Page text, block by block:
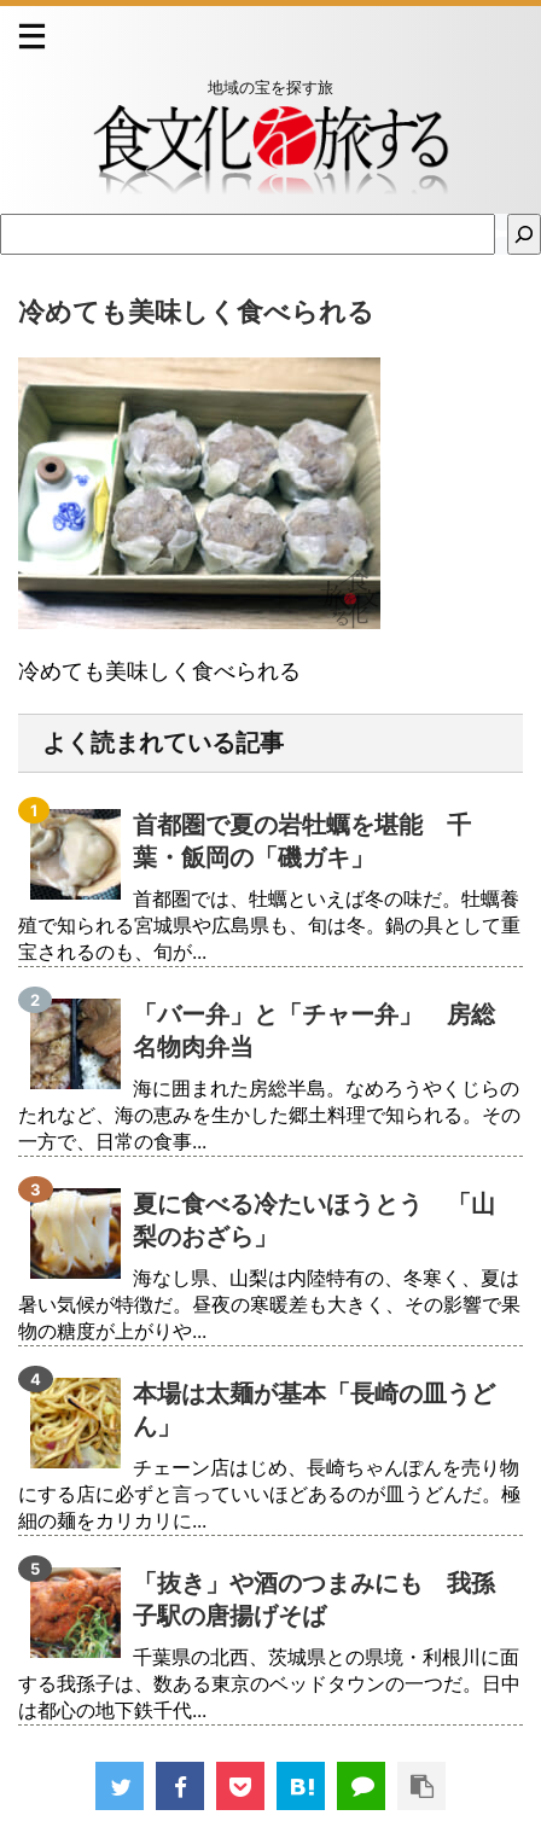
地域の宝を探す旅
冷めても美味しく食べられる
冷めても美味しく食べられる
よく読まれている記事
首都圏で夏の岩牡蠣を堪能 千
葉・飯岡の「磯ガキ」
首都圏では、牡蠣といえば冬の味だ。牡蠣養
殖で知られる宮城県や広島県も、旬は冬。鍋の具として重
宝されるのも、旬が...
「バー弁」と「チャー弁」 房総
名物肉弁当
海に囲まれた房総半島。なめろうやくじらの
たれなど、海の恵みを生かした郷土料理で知られる。その
一方で、日常の食事...
夏に食べる冷たいほうとう 「山
梨のおざら」
海なし県、山梨は内陸特有の、冬寒く、夏は
暑い気候が特徴だ。昼夜の寒暖差も大きく、その影響で果
物の糖度が上がりや...
本場は太麺が基本「長崎の皿うど
ん」
チェーン店はじめ、長崎ちゃんぽんを売り物
にする店に必ずと言っていいほどあるのが皿うどんだ。極
細の麺をカリカリに...
「抜き」や酒のつまみにも 我孫
子駅の唐揚げそば
千葉県の北西、茨城県との県境・利根川に面
する我孫子は、数ある東京のベッドタウンの一つだ。日中
は都心の地下鉄千代...